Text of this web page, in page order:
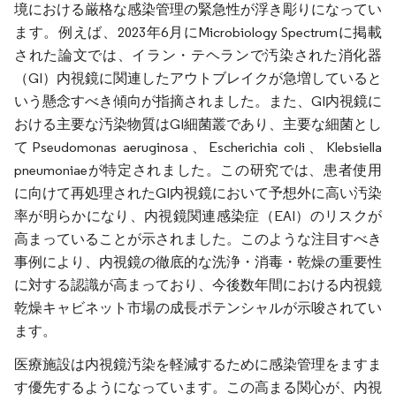
境における厳格な感染管理の緊急性が浮き彫りになってい
ます。例えば、2023年6月にMicrobiology Spectrumに掲載
された論文では、イラン・テヘランで汚染された消化器
（GI）内視鏡に関連したアウトブレイクが急増していると
いう懸念すべき傾向が指摘されました。また、GI内視鏡に
おける主要な汚染物質はGI細菌叢であり、主要な細菌とし
てPseudomonas aeruginosa、Escherichia coli、Klebsiella
pneumoniaeが特定されました。この研究では、患者使用
に向けて再処理されたGI内視鏡において予想外に高い汚染
率が明らかになり、内視鏡関連感染症（EAI）のリスクが
高まっていることが示されました。このような注目すべき
事例により、内視鏡の徹底的な洗浄・消毒・乾燥の重要性
に対する認識が高まっており、今後数年間における内視鏡
乾燥キャビネット市場の成長ポテンシャルが示唆されてい
ます。
医療施設は内視鏡汚染を軽減するために感染管理をますま
す優先するようになっています。この高まる関心が、内視